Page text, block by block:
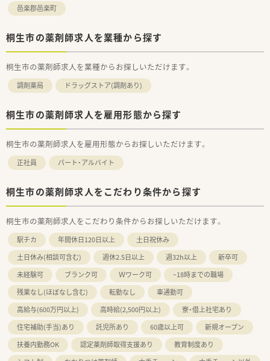
邑楽郡邑楽町
桐生市の薬剤師求人を業種から探す
桐生市の薬剤師求人を業種からお探しいただけます。
調剤薬局 ドラッグストア(調剤あり)
桐生市の薬剤師求人を雇用形態から探す
桐生市の薬剤師求人を雇用形態からお探しいただけます。
正社員 パート・アルバイト
桐生市の薬剤師求人をこだわり条件から探す
桐生市の薬剤師求人をこだわり条件からお探しいただけます。
駅チカ 年間休日120日以上
土日祝休み
土日休み(相談可含む)
週休2.5日以上 週32h以上
新卒可
未経験可
ブランク可 Ｗワーク可
~18時までの職場
残業なし(ほぼなし含む)
転勤なし
車通勤可
高給与(600万円以上)
高時給(2,500円以上)
寮・借上社宅あり
住宅補助(手当)あり
託児所あり 60歳以上可
新規オープン
扶養内勤務OK
認定薬剤師取得支援あり
教育制度あり